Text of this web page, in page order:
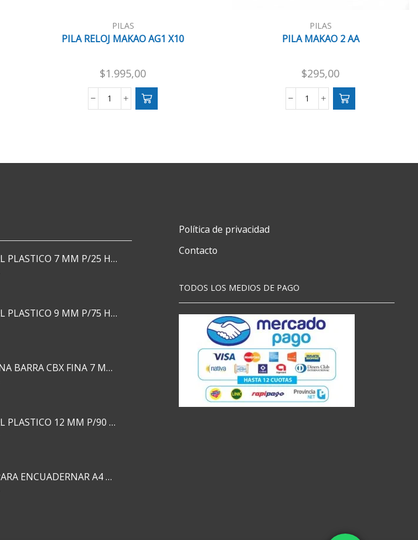
PILAS
PILA RELOJ MAKAO AG1 X10
$1.995,00
PILA
cantidad
PILAS
PILA MAKAO 2 AA
$295,00
PILA
ESPIRAL PLASTICO 7 MM P/25 HJS X50x3000
ESPIRAL PLASTICO 9 MM P/75 HJS X50X2400
SILICONA BARRA CBX FINA 7 MM 28 CM
ESPIRAL PLASTICO 12 MM P/90 HJS X50X1500
TAPA PARA ENCUADERNAR A4 TRANSP x50x500
Política de privacidad
Contacto
TODOS LOS MEDIOS DE PAGO